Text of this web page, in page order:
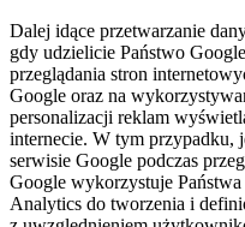
Dalej idące przetwarzanie
gdy udzielicie Państwo
przeglądania stron
Google oraz na
personalizacji reklam
internecie. W tym przypadku,
serwisie Google podczas
Google wykorzystuje
Analytics do tworzenia i